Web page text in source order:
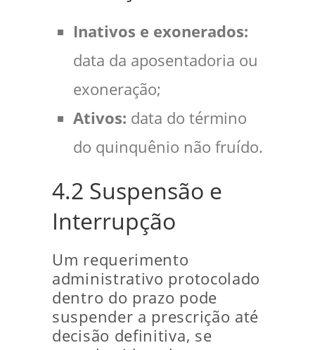
Inativos e exonerados:
data da aposentadoria ou
exoneração;
Ativos: data do término
do quinquênio não fruído.
4.2 Suspensão e
Interrupção
Um requerimento
administrativo protocolado
dentro do prazo pode
suspender a prescrição até
decisão definitiva, se